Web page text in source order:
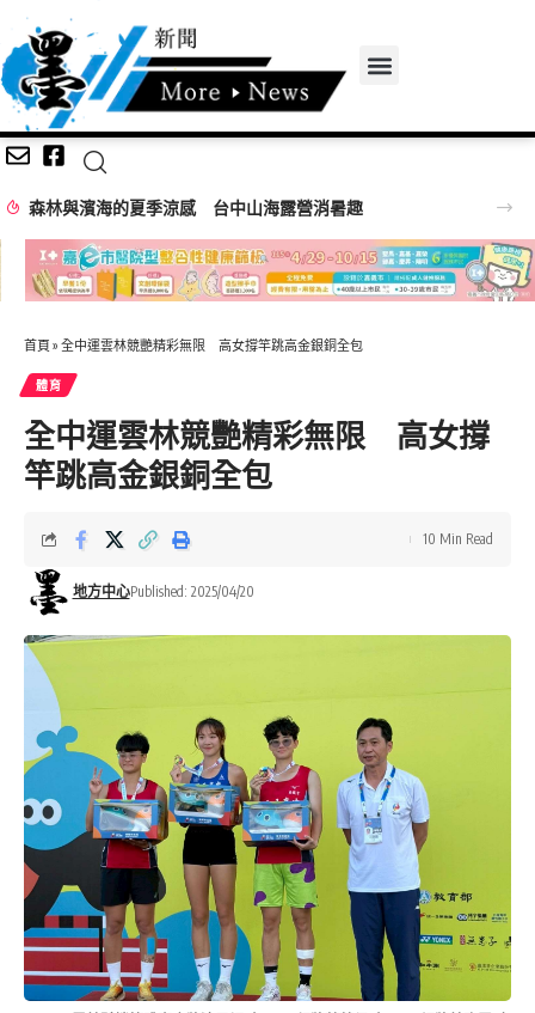
首頁 » 全中運雲林競艷精彩無限 高女撐竿跳高金銀銅全包
體育
全中運雲林競艷精彩無限 高女撐
竿跳高金銀銅全包
地方中心Published: 2025/04/20
10 Min Read